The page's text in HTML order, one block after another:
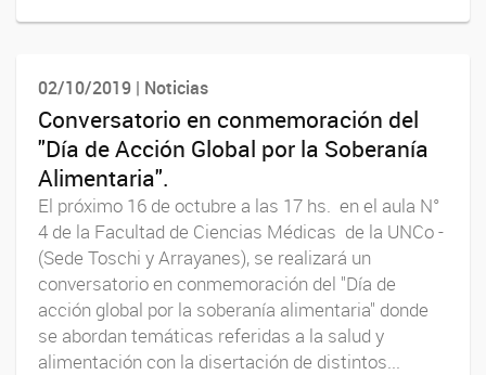
02/10/2019 | Noticias
Conversatorio en conmemoración del
"Día de Acción Global por la Soberanía
Alimentaria".
El próximo 16 de octubre a las 17 hs. en el aula N°
4 de la Facultad de Ciencias Médicas de la UNCo -
(Sede Toschi y Arrayanes), se realizará un
conversatorio en conmemoración del "Día de
acción global por la soberanía alimentaria" donde
se abordan temáticas referidas a la salud y
alimentación con la disertación de distintos...